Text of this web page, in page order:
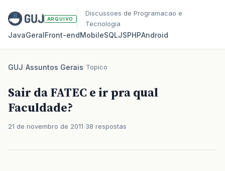
ARQUIVO
Discussoes de Programacao e
Tecnologia
JavaGeralFront‑endMobileSQLJSPHPAndroid
GUJ/Assuntos Gerais/Topico
Sair da FATEC e ir pra qual
Faculdade?
21 de novembro de 2011 38 respostas